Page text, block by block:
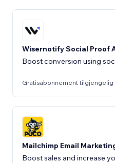
Wisernotify Social Proof
Boost conversion using
Gratisabonnement tilgjengelig
Mailchimp Email
Boost sales and increase